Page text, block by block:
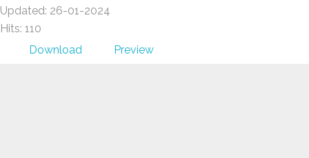
Updated: 26-01-2024
Hits: 110
Download
Preview